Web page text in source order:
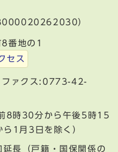
3000020262030）
番地の1
セス
ファクス:0773-42-
8時30分から午後5時15
1月3日を除く）
延長（戸籍・国保関係の